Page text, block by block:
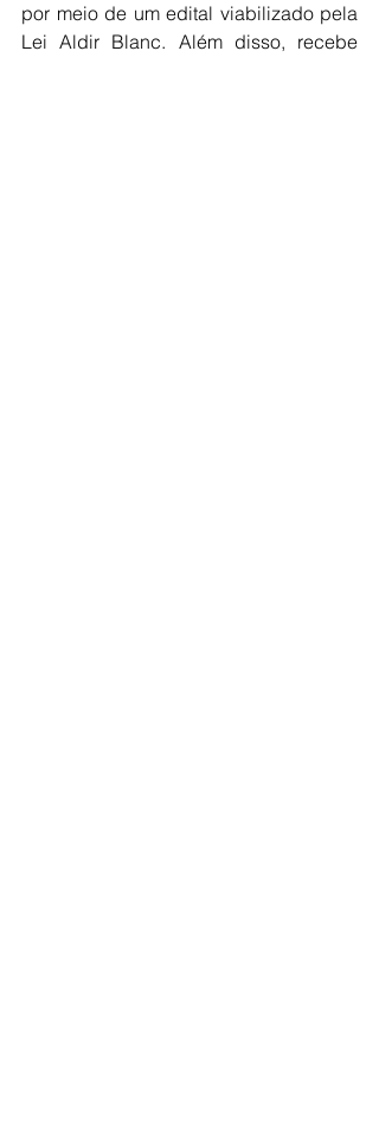
por meio de um edital viabilizado pela
Lei Aldir Blanc. Além disso, recebe